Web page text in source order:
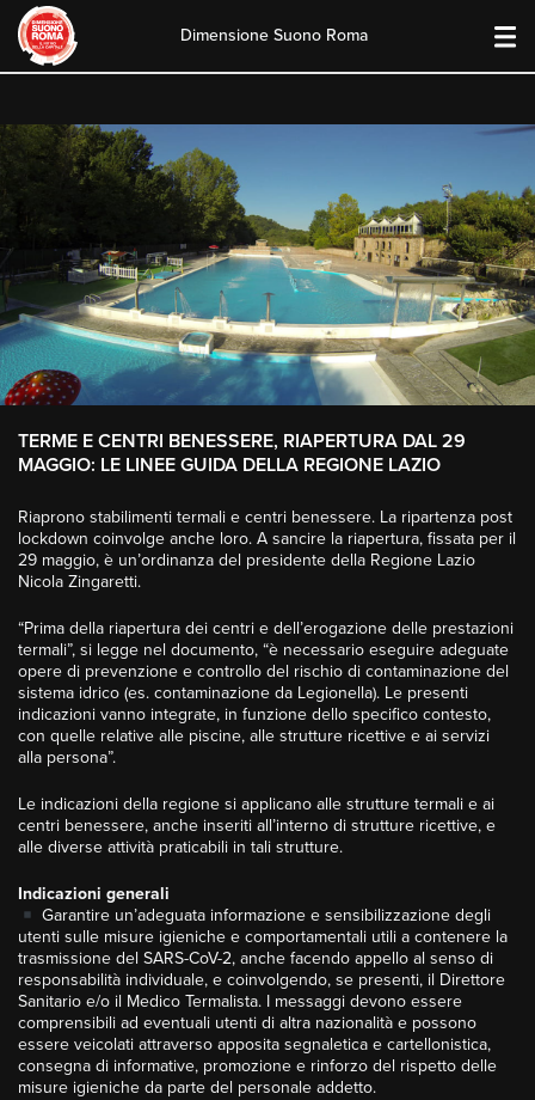
content
Dimensione Suono Roma
TERME E CENTRI BENESSERE, RIAPERTURA DAL 29
MAGGIO: LE LINEE GUIDA DELLA REGIONE LAZIO
Riaprono stabilimenti termali e centri benessere. La ripartenza post
lockdown coinvolge anche loro. A sancire la riapertura, fissata per il
29 maggio, è un’ordinanza del presidente della Regione Lazio
Nicola Zingaretti.
“Prima della riapertura dei centri e dell’erogazione delle prestazioni
termali”, si legge nel documento, “è necessario eseguire adeguate
opere di prevenzione e controllo del rischio di contaminazione del
sistema idrico (es. contaminazione da Legionella). Le presenti
indicazioni vanno integrate, in funzione dello specifico contesto,
con quelle relative alle piscine, alle strutture ricettive e ai servizi
alla persona”.
Le indicazioni della regione si applicano alle strutture termali e ai
centri benessere, anche inseriti all’interno di strutture ricettive, e
alle diverse attività praticabili in tali strutture.
Indicazioni generali
Garantire un’adeguata informazione e sensibilizzazione degli
utenti sulle misure igieniche e comportamentali utili a contenere la
trasmissione del SARS-CoV-2, anche facendo appello al senso di
responsabilità individuale, e coinvolgendo, se presenti, il Direttore
Sanitario e/o il Medico Termalista. I messaggi devono essere
comprensibili ad eventuali utenti di altra nazionalità e possono
essere veicolati attraverso apposita segnaletica e cartellonistica,
consegna di informative, promozione e rinforzo del rispetto delle
misure igieniche da parte del personale addetto.